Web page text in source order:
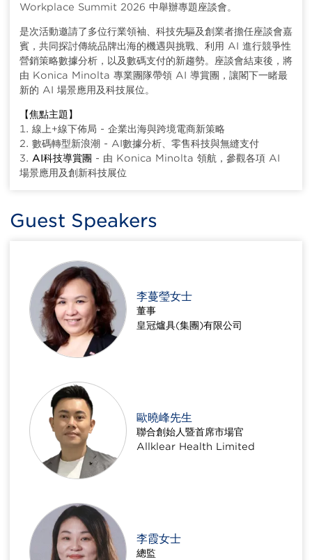
Workplace Summit 2026 中舉辦專題座談會。
是次活動邀請了多位行業領袖、科技先驅及創業者擔任座談會嘉
賓，共同探討傳統品牌出海的機遇與挑戰、利用 AI 進行競爭性
營銷策略數據分析，以及數碼支付的新趨勢。座談會結束後，將
由 Konica Minolta 專業團隊帶領 AI 導賞團，讓閣下一睹最
新的 AI 場景應用及科技展位。
【焦點主題】
1. 線上+線下佈局 - 企業出海與跨境電商新策略
2. 數碼轉型新浪潮 - AI數據分析、零售科技與無縫支付
3. AI科技導賞團 - 由 Konica Minolta 領航，參觀各項 AI
場景應用及創新科技展位
Guest Speakers
李蔓瑩女士
董事
皇冠爐具(集團)有限公司
歐曉峰先生
聯合創始人暨首席市場官
Allklear Health Limited
李霞女士
總監